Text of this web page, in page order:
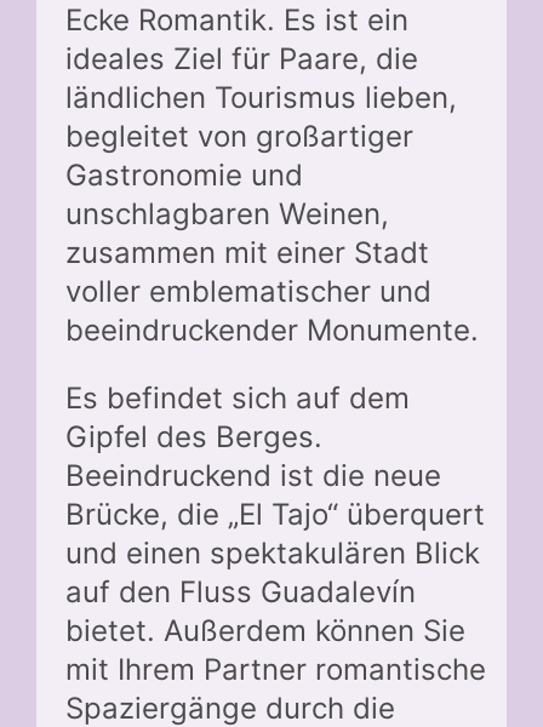
Ecke Romantik. Es ist ein
ideales Ziel für Paare, die
ländlichen Tourismus lieben,
begleitet von großartiger
Gastronomie und
unschlagbaren Weinen,
zusammen mit einer Stadt
voller emblematischer und
beeindruckender Monumente.
Es befindet sich auf dem
Gipfel des Berges.
Beeindruckend ist die neue
Brücke, die „El Tajo“ überquert
und einen spektakulären Blick
auf den Fluss Guadalevín
bietet. Außerdem können Sie
mit Ihrem Partner romantische
Spaziergänge durch die